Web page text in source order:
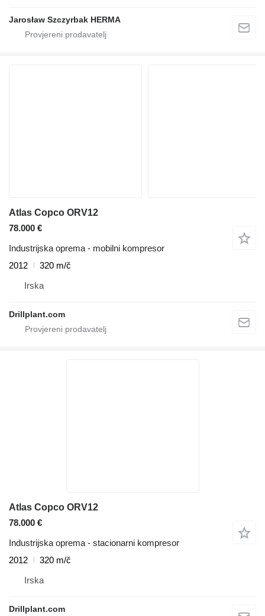
Jarosław Szczyrbak HERMA
Atlas Copco ORV12
78.000 €
Industrijska oprema - mobilni kompresor
2012
320 m/č
Irska
Drillplant.com
Atlas Copco ORV12
78.000 €
Industrijska oprema - stacionarni kompresor
2012
320 m/č
Irska
Drillplant.com